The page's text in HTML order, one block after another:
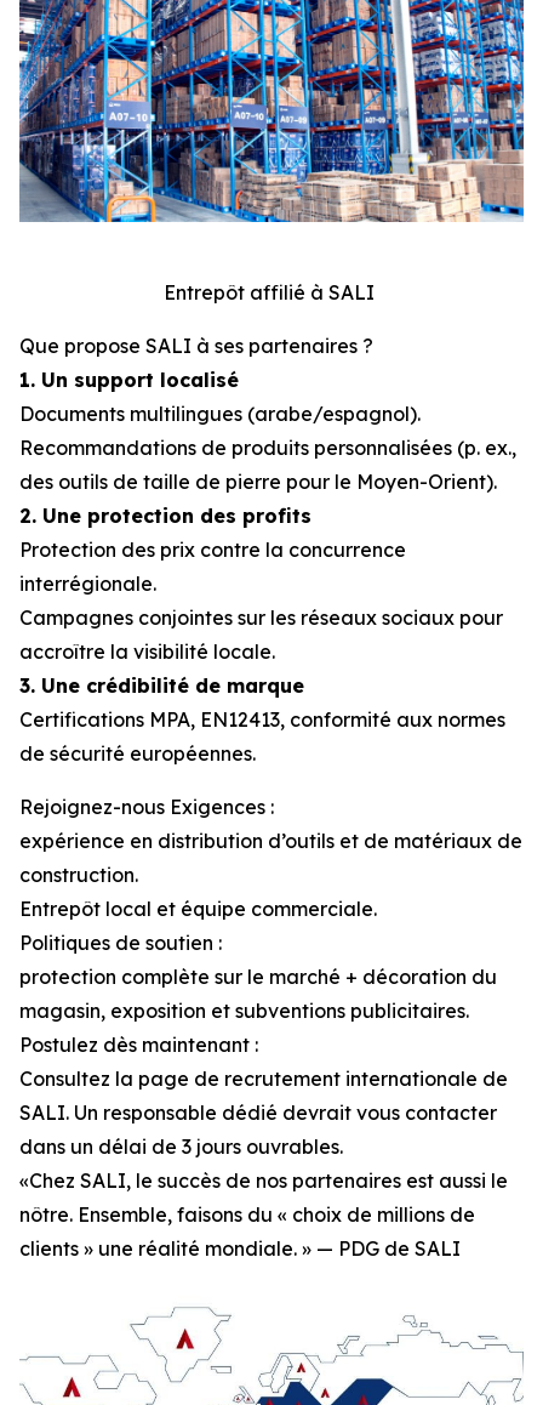
Entrepôt affilié à SALI
Que propose SALI à ses partenaires ?
1. Un support localisé
Documents multilingues (arabe/espagnol).
Recommandations de produits personnalisées (p. ex.,
des outils de taille de pierre pour le Moyen-Orient).
2. Une protection des profits
Protection des prix contre la concurrence
interrégionale.
Campagnes conjointes sur les réseaux sociaux pour
accroître la visibilité locale.
3. Une crédibilité de marque
Certifications MPA, EN12413, conformité aux normes
de sécurité européennes.
Rejoignez-nous Exigences :
expérience en distribution d’outils et de matériaux de
construction.
Entrepôt local et équipe commerciale.
Politiques de soutien :
protection complète sur le marché + décoration du
magasin, exposition et subventions publicitaires.
Postulez dès maintenant :
Consultez la page de recrutement internationale de
SALI. Un responsable dédié devrait vous contacter
dans un délai de 3 jours ouvrables.
«Chez SALI, le succès de nos partenaires est aussi le
nôtre. Ensemble, faisons du « choix de millions de
clients » une réalité mondiale. » — PDG de SALI